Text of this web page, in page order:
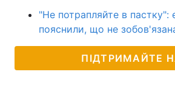
"Не потрапляйте в пастку":
пояснили, що не
ПІДТРИМАЙТЕ